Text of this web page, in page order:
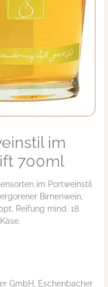
im
700ml
im Portweinstil
Birnenwein,
Reifung mind. 18
GmbH, Eschenbacher